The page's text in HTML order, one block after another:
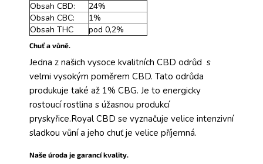
Obsah CBD:
24%
Obsah CBC:
1%
Obsah THC
pod 0,2%
Chuť a vůně.
Jedna z našich vysoce kvalitních CBD odrůd s
velmi vysokým poměrem CBD. Tato odrůda
produkuje také až 1% CBG. Je to energicky
rostoucí rostlina s úžasnou produkcí
pryskyřice.Royal CBD se vyznačuje velice intenzivní
sladkou vůní a jeho chuť je velice příjemná.
Naše úroda je garancí kvality.